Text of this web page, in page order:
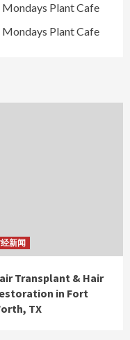
Plant Cafe
Plant Cafe
新闻
Transplant & Hair
in Fort
TX